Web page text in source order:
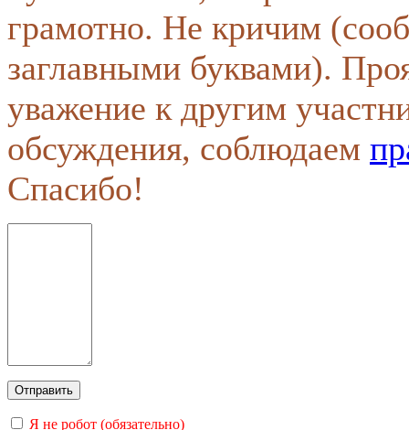
грамотно. Не кричим
заглавными буквами).
уважение к другим
обсуждения, соблюдаем
Спасибо!
Я не робот (обязательно)